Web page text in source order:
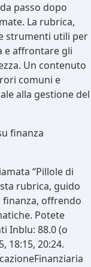
passo dopo
La rubrica,
strumenti utili per
e affrontare gli
Un contenuto
comuni e
alla gestione del
finanza
“Pillole di
rubrica, guido
offrendo
Potete
Inblu: 88.0 (o
18:15, 20:24.